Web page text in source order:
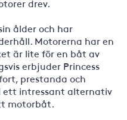
drev.
ålder och har
Motorerna har en
är lite för en båt av
erbjuder Princess
prestanda och
intressant alternativ
motorbåt.